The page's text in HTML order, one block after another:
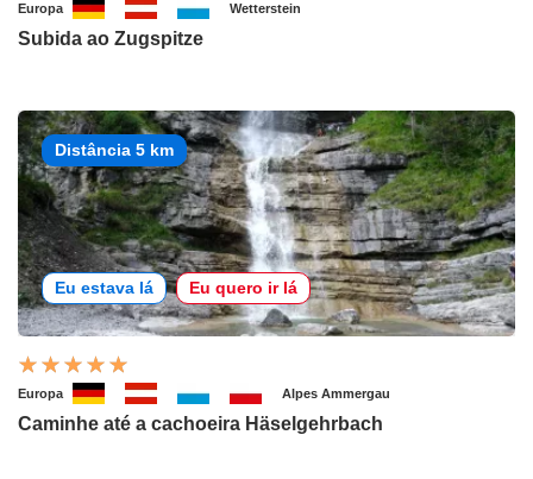
Europa Wetterstein
Subida ao Zugspitze
Distância 5 km
Eu estava lá Eu quero ir lá
Europa Alpes Ammergau
Caminhe até a cachoeira Häselgehrbach